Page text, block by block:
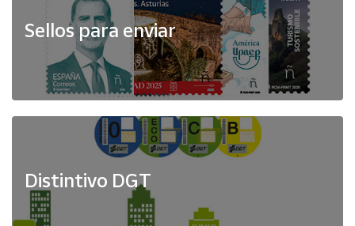
Sellos para enviar
Distintivo DGT